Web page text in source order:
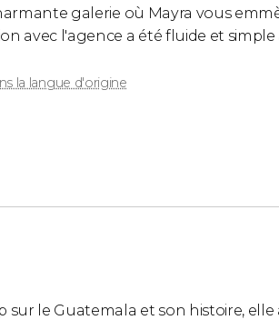
galerie où Mayra vous
avec l'agence a été fluide et
la langue d'origine
sur le Guatemala et son histoire,